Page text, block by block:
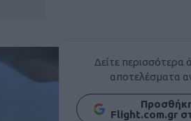
Δείτε περισσότερα
αποτελέσματα
Flight.com.gr